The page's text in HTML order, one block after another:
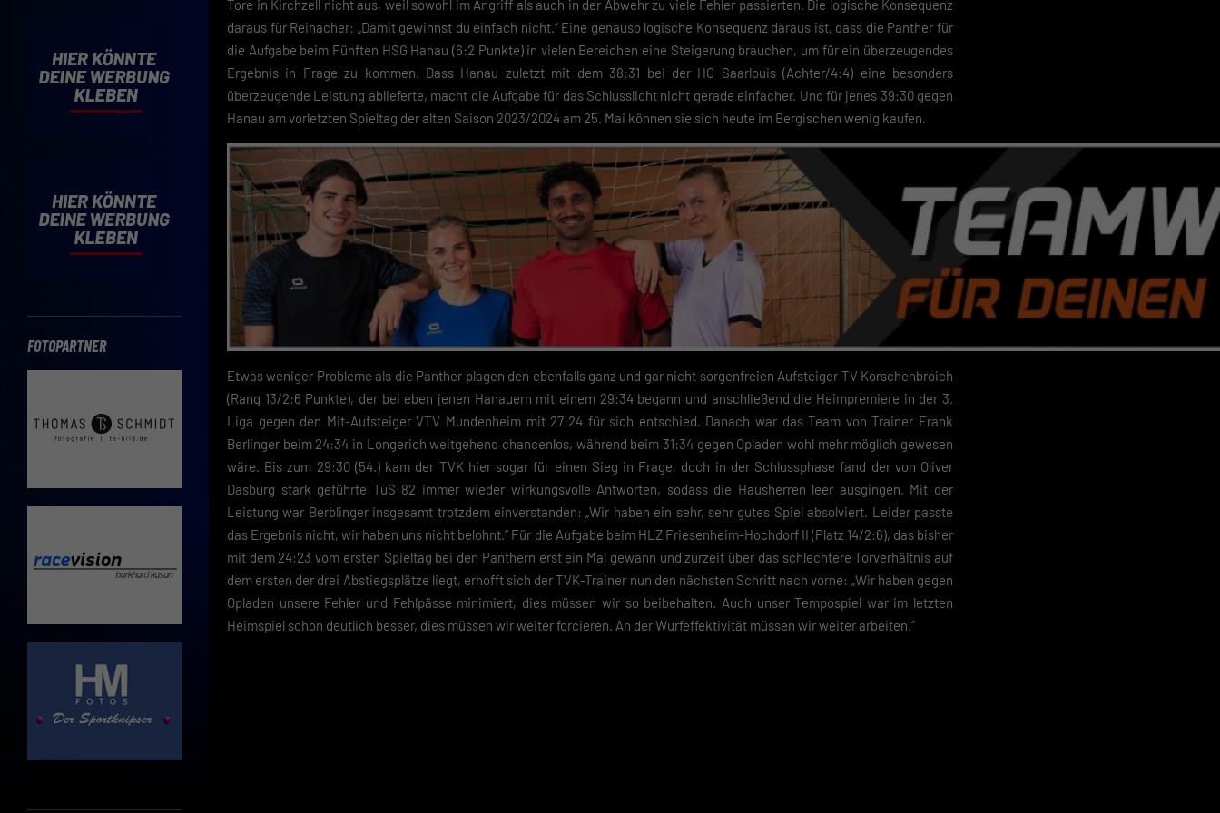
FOTOPARTNER
Tore in Kirchzell nicht aus, weil sowohl im Angriff als auch in der Abwehr zu viele Fehler passierten. Die logische Konsequenz
daraus für Reinacher: „Damit gewinnst du einfach nicht.“ Eine genauso logische Konsequenz daraus ist, dass die Panther für
die Aufgabe beim Fünften HSG Hanau (6:2 Punkte) in vielen Bereichen eine Steigerung brauchen, um für ein überzeugendes
Ergebnis in Frage zu kommen. Dass Hanau zuletzt mit dem 38:31 bei der HG Saarlouis (Achter/4:4) eine besonders
überzeugende Leistung ablieferte, macht die Aufgabe für das Schlusslicht nicht gerade einfacher. Und für jenes 39:30 gegen
Hanau am vorletzten Spieltag der alten Saison 2023/2024 am 25. Mai können sie sich heute im Bergischen wenig kaufen.
Etwas weniger Probleme als die Panther plagen den ebenfalls ganz und gar nicht sorgenfreien Aufsteiger TV Korschenbroich
(Rang 13/2:6 Punkte), der bei eben jenen Hanauern mit einem 29:34 begann und anschließend die Heimpremiere in der 3.
Liga gegen den Mit-Aufsteiger VTV Mundenheim mit 27:24 für sich entschied. Danach war das Team von Trainer Frank
Berlinger beim 24:34 in Longerich weitgehend chancenlos, während beim 31:34 gegen Opladen wohl mehr möglich gewesen
wäre. Bis zum 29:30 (54.) kam der TVK hier sogar für einen Sieg in Frage, doch in der Schlussphase fand der von Oliver
Dasburg stark geführte TuS 82 immer wieder wirkungsvolle Antworten, sodass die Hausherren leer ausgingen. Mit der
Leistung war Berblinger insgesamt trotzdem einverstanden: „Wir haben ein sehr, sehr gutes Spiel absolviert. Leider passte
das Ergebnis nicht, wir haben uns nicht belohnt.“ Für die Aufgabe beim HLZ Friesenheim-Hochdorf II (Platz 14/2:6), das bisher
mit dem 24:23 vom ersten Spieltag bei den Panthern erst ein Mal gewann und zurzeit über das schlechtere Torverhältnis auf
dem ersten der drei Abstiegsplätze liegt, erhofft sich der TVK-Trainer nun den nächsten Schritt nach vorne: „Wir haben gegen
Opladen unsere Fehler und Fehlpässe minimiert, dies müssen wir so beibehalten. Auch unser Tempospiel war im letzten
Heimspiel schon deutlich besser, dies müssen wir weiter forcieren. An der Wurfeffektivität müssen wir weiter arbeiten.“
Cookie-Verwendung unser Angebot nicht nutzen kannst.
Wenn du unter 16 Jahre alt bist und deine Zustimmung zu freiwilligen Diensten geben
möchtest, musst du deine Erziehungsberechtigten um Erlaubnis bitten.
Hier finden Sie eine Übersicht über alle verwendeten Cookies. Sie können Ihre
Einwilligung zu ganzen Kategorien geben oder sich weitere Informationen anzeigen
lassen und so nur bestimmte Cookies auswählen.
Speichern
Datenschutzeinstellungen
Essenziell (2)
Essenzielle Cookies ermöglichen grundlegende Funktionen und sind für die einwandfreie
Funktion der Website erforderlich.
Cookie-Informationen anzeigen
Datenschutzerklärung